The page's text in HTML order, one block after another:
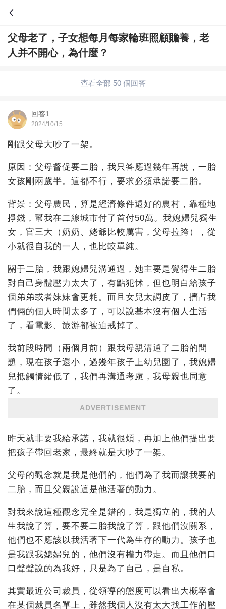
父母老了，子女想每月每家輪班照顧贍養，老
人并不開心，為什麼？
查看全部 50 個回答
回答1
2024/10/15
剛跟父母大吵了一架。
原因：父母督促要二胎，我只答應過幾年再說，一胎
女孩剛兩歲半。這都不行，要求必須承諾要二胎。
背景：父母農民，算是經濟條件還好的農村，靠種地
掙錢，幫我在二線城市付了首付50萬。我媳婦兒獨生
女，官三大（奶奶、姥爺比較厲害，父母拉跨），從
小就很自我的一人，也比較單純。
關于二胎，我跟媳婦兒溝通過，她主要是覺得生二胎
對自己身體壓力太大了，有點犯怵，但也明白給孩子
個弟弟或者妹妹會更耗。而且女兒太調皮了，擠占我
們倆的個人時間太多了，可以說基本沒有個人生活
了，看電影、旅游都被迫戒掉了。
我前段時間（兩個月前）跟我母親溝通了二胎的問
題，現在孩子還小，過幾年孩子上幼兒園了，我媳婦
兒抵觸情緒低了，我們再溝通考慮，我母親也同意
了。
ADVERTISEMENT
昨天就非要我給承諾，我就很煩，再加上他們提出要
把孩子帶回老家，最終就是大吵了一架。
父母的觀念就是我是他們的，他們為了我而讓我要的
二胎，而且父親說這是他活著的動力。
對我來說這種觀念完全是錯的，我是獨立的，我的人
生我說了算，要不要二胎我說了算，跟他們沒關系，
他們也不應該以我活著下一代為生存的動力。孩子也
是我跟我媳婦兒的，他們沒有權力帶走。而且他們口
口聲聲說的為我好，只是為了自己，是自私。
其實最近公司裁員，從領導的態度可以看出大概率會
在某個裁員名單上，雖然我個人沒有太大找工作的壓
問答